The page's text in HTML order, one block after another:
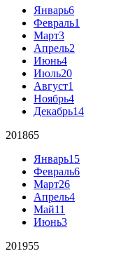
Январь6
Февраль1
Март3
Апрель2
Июнь4
Июль20
Август1
Ноябрь4
Декабрь14
201865
Январь15
Февраль6
Март26
Апрель4
Май11
Июнь3
201955